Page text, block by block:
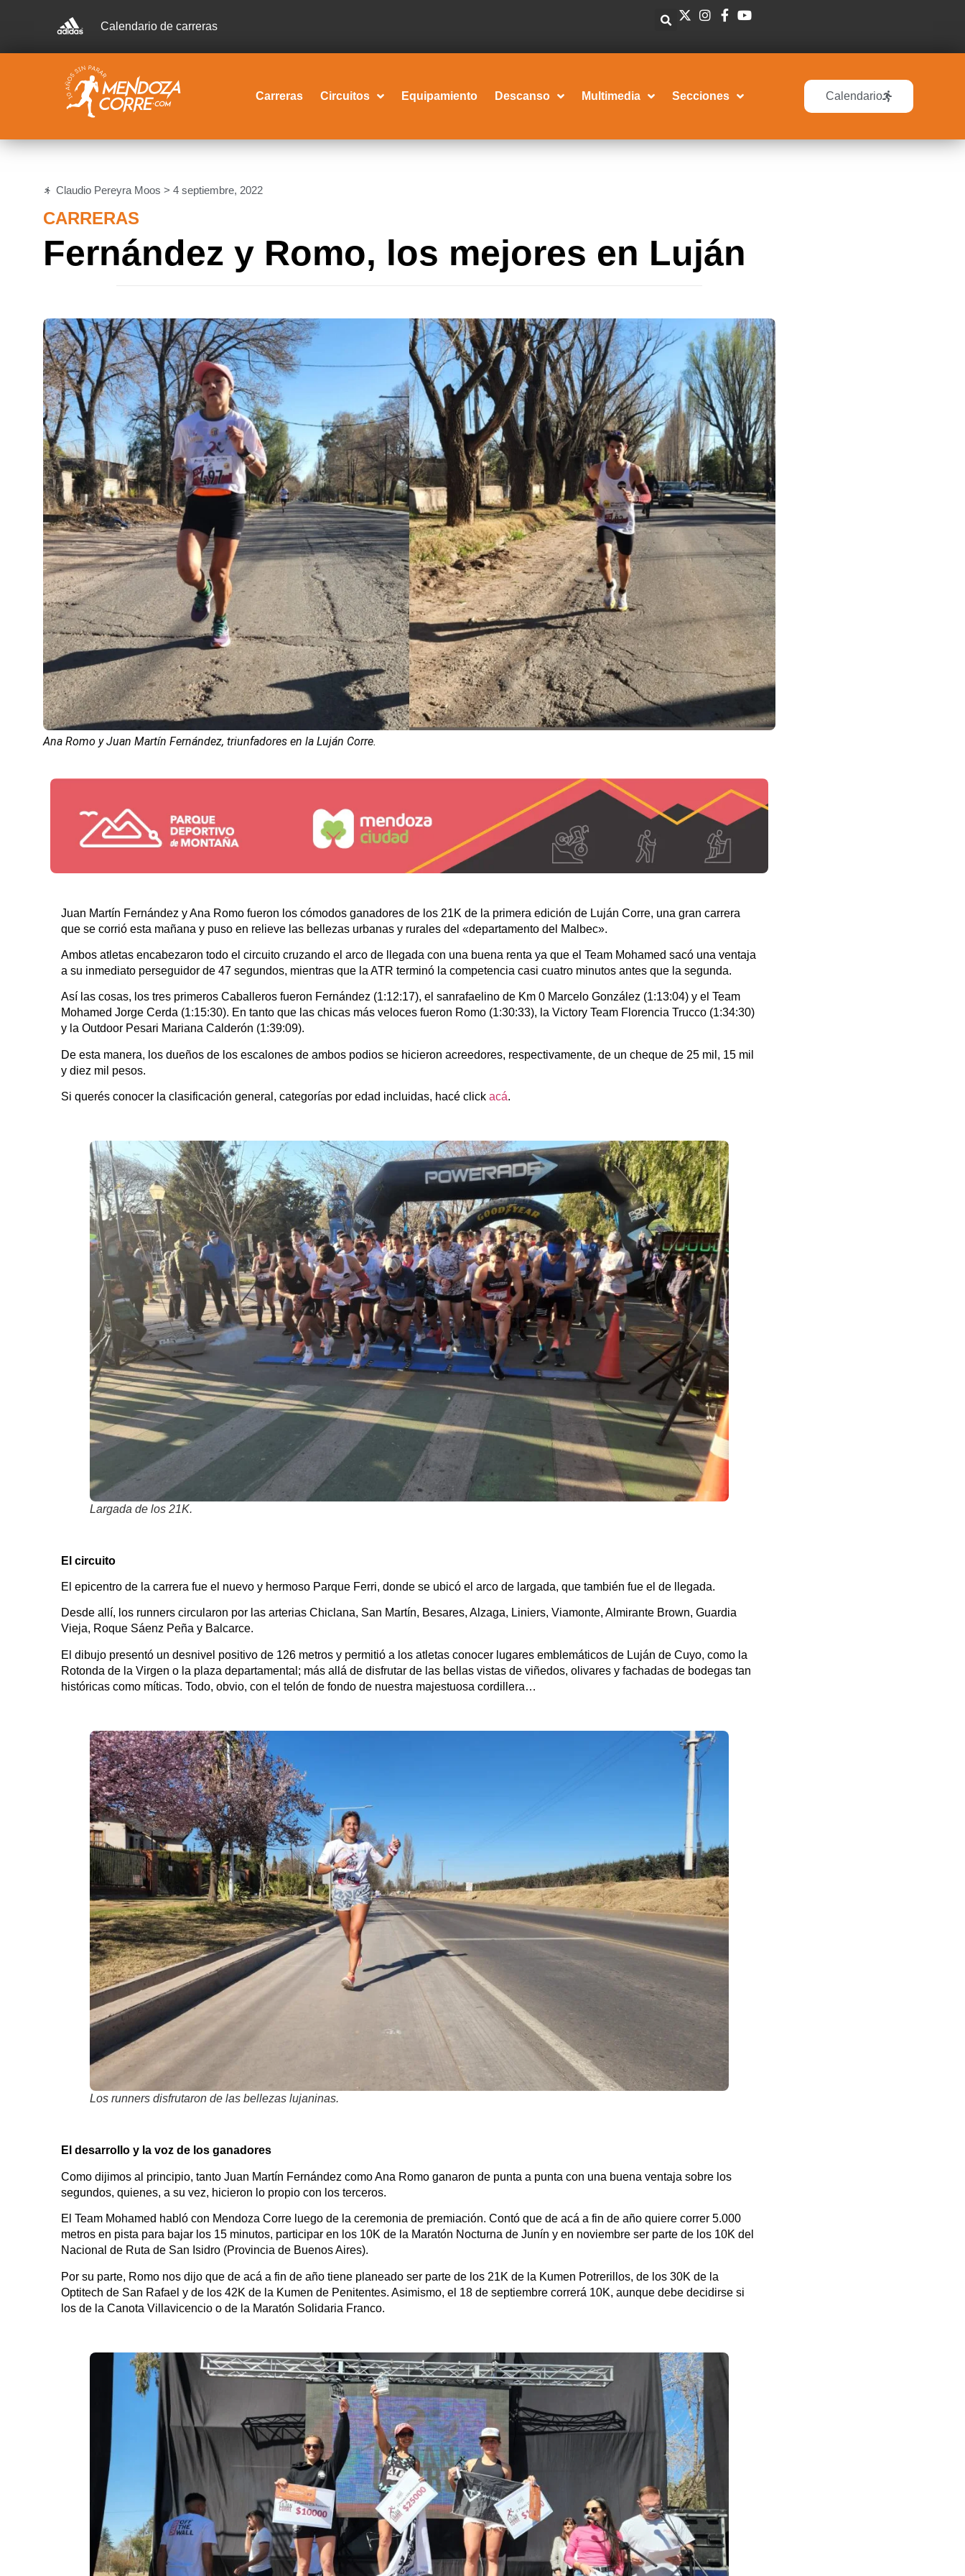
Calendario de carreras
Carreras Circuitos Equipamiento Descanso Multimedia Secciones Calendario
Claudio Pereyra Moos > 4 septiembre, 2022
CARRERAS
Fernández y Romo, los mejores en Luján
Ana Romo y Juan Martín Fernández, triunfadores en la Luján Corre.
Juan Martín Fernández y Ana Romo fueron los cómodos ganadores de los 21K de la primera edición de Luján Corre, una gran carrera
que se corrió esta mañana y puso en relieve las bellezas urbanas y rurales del «departamento del Malbec».
Ambos atletas encabezaron todo el circuito cruzando el arco de llegada con una buena renta ya que el Team Mohamed sacó una ventaja
a su inmediato perseguidor de 47 segundos, mientras que la ATR terminó la competencia casi cuatro minutos antes que la segunda.
Así las cosas, los tres primeros Caballeros fueron Fernández (1:12:17), el sanrafaelino de Km 0 Marcelo González (1:13:04) y el Team
Mohamed Jorge Cerda (1:15:30). En tanto que las chicas más veloces fueron Romo (1:30:33), la Victory Team Florencia Trucco (1:34:30)
y la Outdoor Pesari Mariana Calderón (1:39:09).
De esta manera, los dueños de los escalones de ambos podios se hicieron acreedores, respectivamente, de un cheque de 25 mil, 15 mil
y diez mil pesos.
Si querés conocer la clasificación general, categorías por edad incluidas, hacé click acá.
Largada de los 21K.
El circuito
El epicentro de la carrera fue el nuevo y hermoso Parque Ferri, donde se ubicó el arco de largada, que también fue el de llegada.
Desde allí, los runners circularon por las arterias Chiclana, San Martín, Besares, Alzaga, Liniers, Viamonte, Almirante Brown, Guardia
Vieja, Roque Sáenz Peña y Balcarce.
El dibujo presentó un desnivel positivo de 126 metros y permitió a los atletas conocer lugares emblemáticos de Luján de Cuyo, como la
Rotonda de la Virgen o la plaza departamental; más allá de disfrutar de las bellas vistas de viñedos, olivares y fachadas de bodegas tan
históricas como míticas. Todo, obvio, con el telón de fondo de nuestra majestuosa cordillera…
Los runners disfrutaron de las bellezas lujaninas.
El desarrollo y la voz de los ganadores
Como dijimos al principio, tanto Juan Martín Fernández como Ana Romo ganaron de punta a punta con una buena ventaja sobre los
segundos, quienes, a su vez, hicieron lo propio con los terceros.
El Team Mohamed habló con Mendoza Corre luego de la ceremonia de premiación. Contó que de acá a fin de año quiere correr 5.000
metros en pista para bajar los 15 minutos, participar en los 10K de la Maratón Nocturna de Junín y en noviembre ser parte de los 10K del
Nacional de Ruta de San Isidro (Provincia de Buenos Aires).
Por su parte, Romo nos dijo que de acá a fin de año tiene planeado ser parte de los 21K de la Kumen Potrerillos, de los 30K de la
Optitech de San Rafael y de los 42K de la Kumen de Penitentes. Asimismo, el 18 de septiembre correrá 10K, aunque debe decidirse si
los de la Canota Villavicencio o de la Maratón Solidaria Franco.